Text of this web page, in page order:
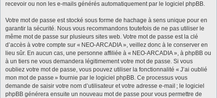
recevoir ou non les e-mails générés automatiquement par le logiciel phpBB.
Votre mot de passe est stocké sous forme de hachage à sens unique pour en
garantir la sécurité. Nous vous recommandons toutefois de ne pas utiliser le
même mot de passe sur plusieurs sites web. Votre mot de passe est la clé
d’accès à votre compte sur « NEO-ARCADIA », veillez donc à le conserver en
lieu sûr. En aucun cas, une personne affiliée à « NEO-ARCADIA », à phpBB ou
à un tiers ne vous demandera légitimement votre mot de passe. Si vous
oubliez votre mot de passe, vous pouvez utiliser la fonctionnalité « J’ai oublié
mon mot de passe » fournie par le logiciel phpBB. Ce processus vous
demande de saisir votre nom d’utilisateur et votre adresse e-mail ; le logiciel
phpBB générera ensuite un nouveau mot de passe pour vous permettre de